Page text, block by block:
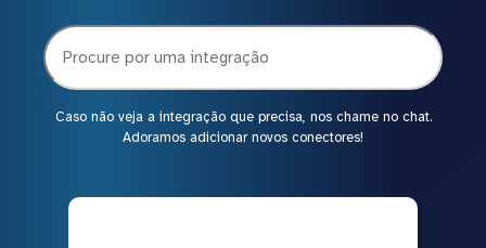
Caso não veja a integração que precisa, nos chame no chat.
Adoramos adicionar novos conectores!